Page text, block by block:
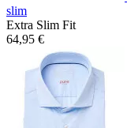
slim
Extra Slim Fit
64,95 €